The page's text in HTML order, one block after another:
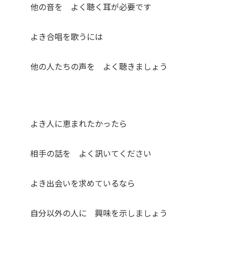
他の音を よく聴く耳が必要です
よき合唱を歌うには
他の人たちの声を よく聴きましょう
よき人に恵まれたかったら
相手の話を よく訊いてください
よき出会いを求めているなら
自分以外の人に 興味を示しましょう